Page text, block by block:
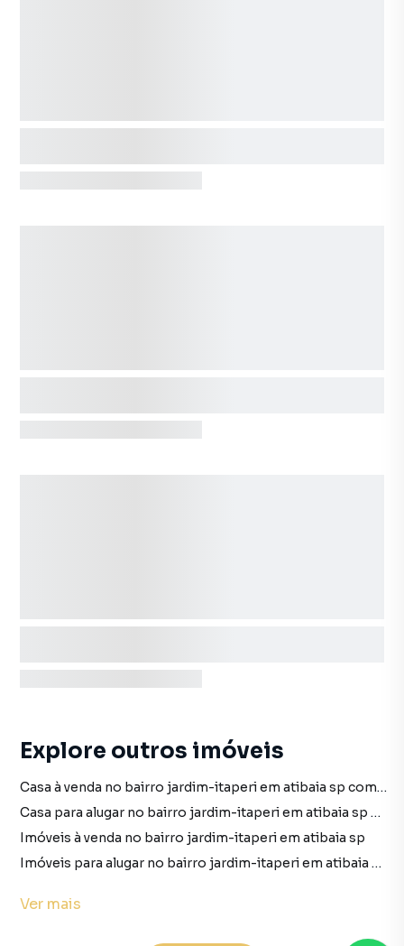
Explore outros imóveis
Casa à venda no bairro jardim-itaperi em atibaia sp com 8 vagas
Casa para alugar no bairro jardim-itaperi em atibaia sp com 8 vagas
Imóveis à venda no bairro jardim-itaperi em atibaia sp
Imóveis para alugar no bairro jardim-itaperi em atibaia sp
Casa à venda em atibaia sp
Ver mais